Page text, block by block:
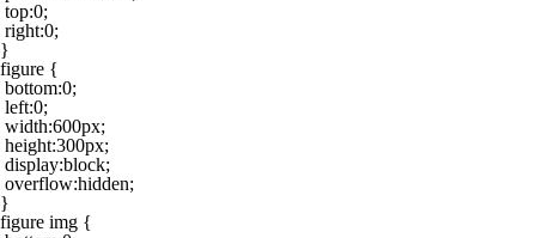
top:0;
right:0;
}
figure {
bottom:0;
left:0;
width:600px;
height:300px;
display:block;
overflow:hidden;
}
figure img {